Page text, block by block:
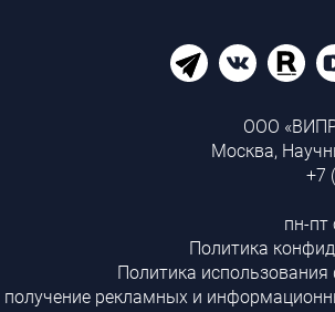
ООО
Москва,
+7
пн-пт
Политика
Политика
получение рекламных и